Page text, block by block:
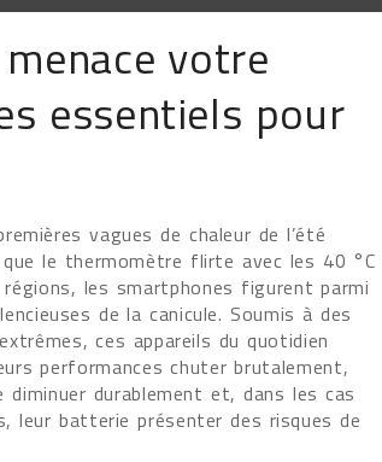
votre
essentiels pour
vagues de chaleur de l’été
le thermomètre flirte avec les 40 °C
régions, les smartphones figurent parmi
de la canicule. Soumis à des
ces appareils du quotidien
performances chuter brutalement,
diminuer durablement et, dans les cas
leur batterie présenter des risques de